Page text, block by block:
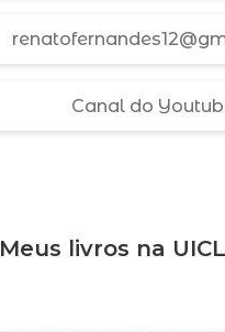
Canal do
Meus livros na